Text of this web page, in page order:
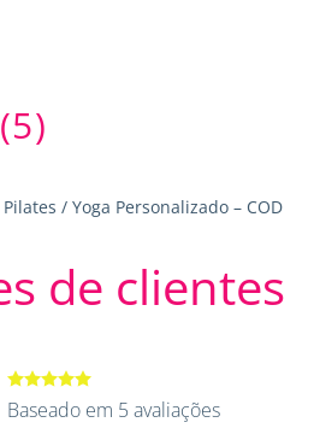
/ Yoga Personalizado – COD
de clientes
Avaliação
5.00de 5
Baseado em 5 avaliações